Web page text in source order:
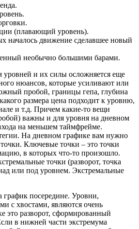
(плавающий уровень).
началось движение сделавшее новый
необычно большими барами.
уровней и их силы осложняется еще
нюансов, которые усиливают или
пробой, границы гепа, глубина
размера цена подходит к уровню,
и т.д. Причем какие-то вещи
важны и для уровня на дневном
на меньшем таймфрейме.
На дневном графике вам нужно
Ключевые точки – это точки
в которых что-то произошло.
точки (разворот, точка
или под уровнем. Экстремальные
график посередине. Уровни,
с хвостами, являются очень
это разворот, сформированный
в нижней части экстремума